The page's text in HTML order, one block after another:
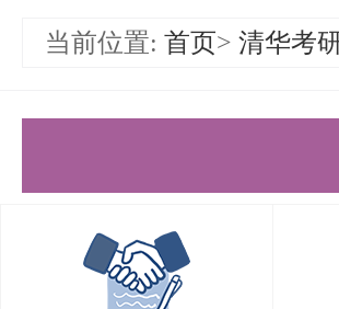
当前位置: 首页> 清华考